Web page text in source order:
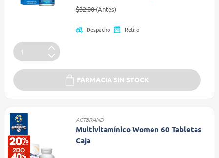
Precio reducido de
$32.00(Antes)(Oferta)
Despacho Retiro
FARMACIA SIN STOCK
ACTBRAND
Multivitamínico Women 60 Tabletas
Caja